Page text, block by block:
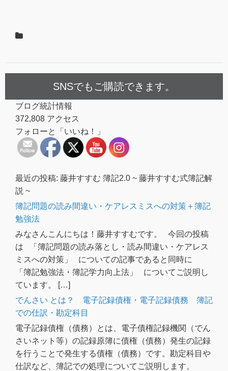
SNSでもご購読できます。
ブログ統計情報
372,808 アクセス
フォローと「いいね！」
最近の投稿: 藤井すすむ 簿記2.0 ~ 藤井すすむ式簿記解
説 ~
簿記問題の読み間違い・ケアレスミスへの対策＋簿記
勉強法
みなさんこんにちは！藤井すすむです。 今回の投稿
は 「簿記問題の読み落とし・読み間違い・ケアレス
ミスへの対策」 についての記事であると同時に
「簿記勉強法・簿記学力向上法」 についてご説明し
ています。 […]
でんさい とは？ 電子記録債権・電子記録債務 簿記
での仕訳・勘定科目
電子記録債権（債務）とは、電子債権記録機関（でん
さいネット等）の記録原簿に債権（債務）発生の記録
を行うことで発生する債権（債務）です。勘定科目や
仕訳など、簿記での処理についてご説明します。